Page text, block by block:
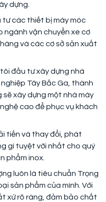
dựng.
tư các thiết bị máy móc
ngành vận chuyển xe cơ
và các cơ sở sản xuất
đầu tư xây dựng nhà
Tây Bắc Ga, thành
sẽ xây dựng một nhà máy
cao để phục vụ khách
tiến và thay đổi, phát
gì tuyệt vời nhất cho quý
phẩm inox.
luôn là tiêu chuẩn Trọng
sản phẩm của mình. Với
xứ rõ ràng, đảm bảo chất